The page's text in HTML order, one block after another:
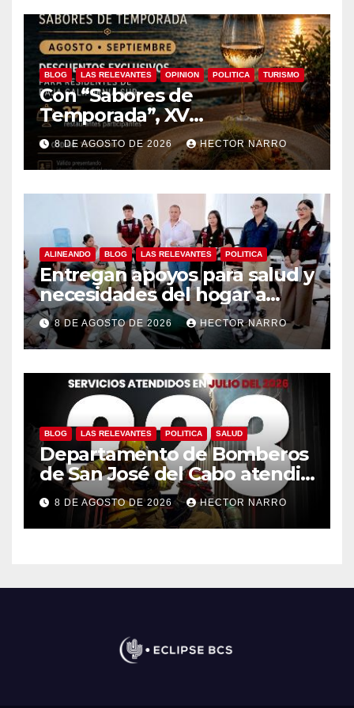
BLOG LAS RELEVANTES OPINION POLITICA TURISMO
Con “Sabores de
Temporada”, XV
Ayuntamiento de Los Cabos y
Canirac impulsan consumo
local con beneficios para
residentes de BCS
8 DE AGOSTO DE 2026 HECTOR NARRO
ALINEANDO BLOG LAS RELEVANTES POLITICA
Entregan apoyos para salud y
necesidades del hogar a
familias de Cabo San Lucas
8 DE AGOSTO DE 2026 HECTOR NARRO
BLOG LAS RELEVANTES POLITICA SALUD
Departamento de Bomberos
de San José del Cabo atendió
323 emergencias durante
julio
8 DE AGOSTO DE 2026 HECTOR NARRO